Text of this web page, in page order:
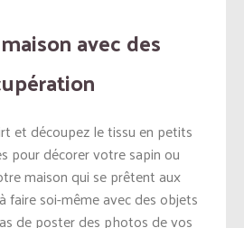
avec des
et découpez le tissu en petits
pour décorer votre sapin ou
maison qui se prêtent aux
faire soi-même avec des objets
de poster des photos de vos